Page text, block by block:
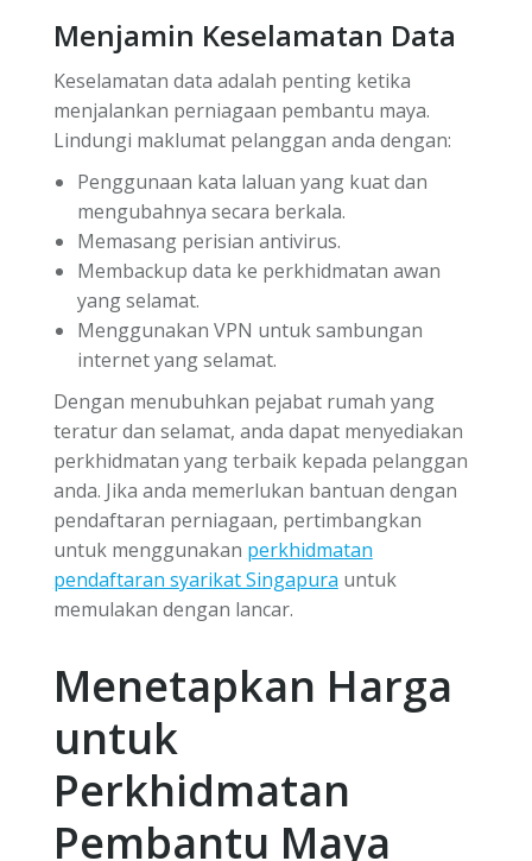
Menjamin Keselamatan Data
Keselamatan data adalah penting ketika
menjalankan perniagaan pembantu maya.
Lindungi maklumat pelanggan anda dengan:
Penggunaan kata laluan yang kuat dan
mengubahnya secara berkala.
Memasang perisian antivirus.
Membackup data ke perkhidmatan awan
yang selamat.
Menggunakan VPN untuk sambungan
internet yang selamat.
Dengan menubuhkan pejabat rumah yang
teratur dan selamat, anda dapat menyediakan
perkhidmatan yang terbaik kepada pelanggan
anda. Jika anda memerlukan bantuan dengan
pendaftaran perniagaan, pertimbangkan
untuk menggunakan perkhidmatan
pendaftaran syarikat Singapura untuk
memulakan dengan lancar.
Menetapkan Harga
untuk
Perkhidmatan
Pembantu Maya